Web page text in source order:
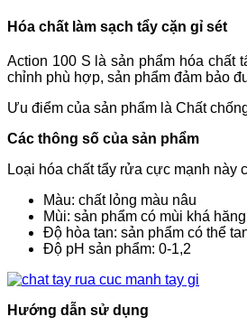
Hóa chất làm sạch tẩy cặn gỉ sét
Action 100 S là sản phẩm hóa chất
chỉnh phù hợp, sản phẩm đảm bảo
Ưu điểm của sản phẩm là Chất
Các thông số của sản phẩm
Loại hóa chất tẩy rửa cực mạnh này
Màu: chất lỏng màu nâu
Mùi: sản phẩm có mùi khá hăng
Độ hòa tan: sản phẩm có thể
Độ pH sản phẩm: 0-1,2
Hướng dẫn sử dụng